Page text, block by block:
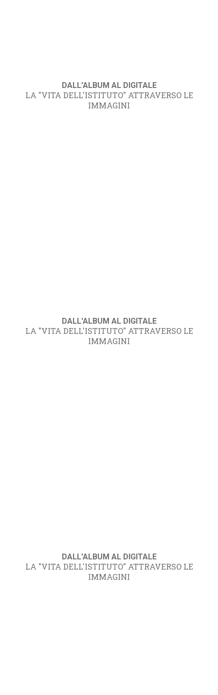
DALL'ALBUM AL DIGITALE
LA "VITA DELL'ISTITUTO" ATTRAVERSO LE
IMMAGINI
DALL'ALBUM AL DIGITALE
LA "VITA DELL'ISTITUTO" ATTRAVERSO LE
IMMAGINI
DALL'ALBUM AL DIGITALE
LA "VITA DELL'ISTITUTO" ATTRAVERSO LE
IMMAGINI